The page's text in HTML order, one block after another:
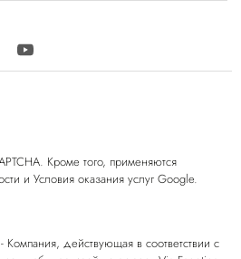
Кроме того, применяются
и Условия оказания услуг Google.
действующая в соответствии с